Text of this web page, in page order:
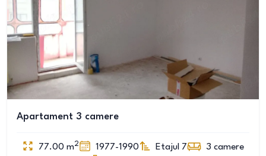
Apartament 3 camere
77.00 m2 1977-1990 Etajul 7 3 camere